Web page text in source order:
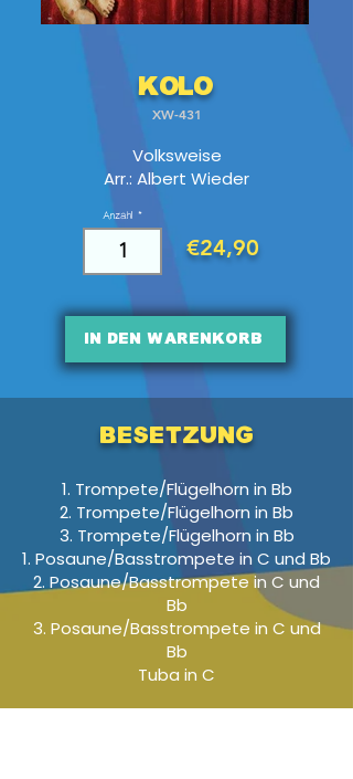
Kolo
XW-431
Volksweise
Arr.: Albert Wieder
Anzahl
€24,90
In den Warenkorb
Besetzung
1. Trompete/Flügelhorn in Bb
2. Trompete/Flügelhorn in Bb
3. Trompete/Flügelhorn in Bb
1. Posaune/Basstrompete in C und Bb
2. Posaune/Basstrompete in C und
Bb
3. Posaune/Basstrompete in C und
Bb
Tuba in C